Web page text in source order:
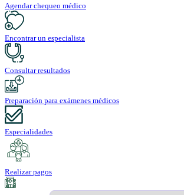
Agendar chequeo médico
Encontrar un especialista
Consultar resultados
Preparación para exámenes médicos
Especialidades
Realizar pagos